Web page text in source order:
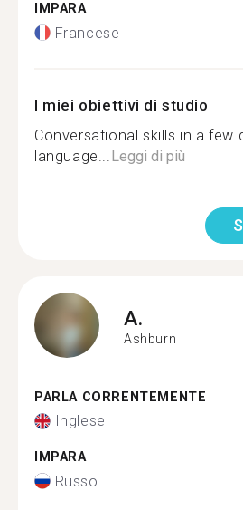
IMPARA
Francese
I miei obiettivi di studio
Conversational skills in a few
language... Leggi di più
A.
Ashburn
PARLA CORRENTEMENTE
Inglese
IMPARA
Russo